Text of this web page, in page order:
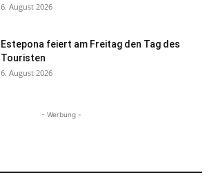
6. August 2026
Estepona feiert am Freitag den Tag des
Touristen
6. August 2026
- Werbung -